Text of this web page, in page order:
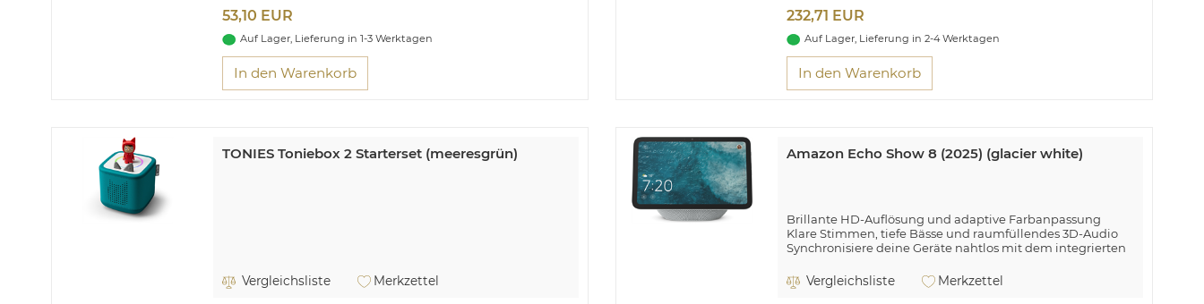
53,10 EUR
Auf Lager, Lieferung in 1-3 Werktagen
In den Warenkorb
232,71 EUR
Auf Lager, Lieferung in 2-4 Werktagen
In den Warenkorb
TONIES Toniebox 2 Starterset (meeresgrün)
Vergleichsliste Merkzettel
Amazon Echo Show 8 (2025) (glacier white)
Brillante HD-Auflösung und adaptive Farbanpassung
Klare Stimmen, tiefe Bässe und raumfüllendes 3D-Audio
Synchronisiere deine Geräte nahtlos mit dem integrierten
Vergleichsliste
Merkzettel